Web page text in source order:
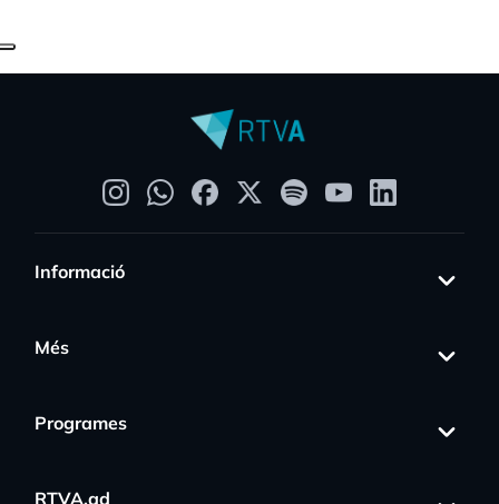
Informació
Més
Programes
RTVA.ad